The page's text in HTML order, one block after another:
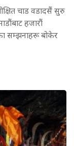
चाड वडादसैं सुरु
हजारौं
सम्झनाहरू बोकेर